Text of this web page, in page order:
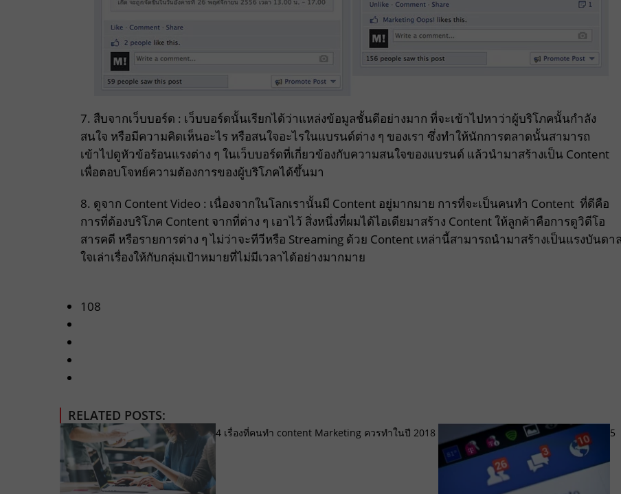
7. สืบจากเว็บบอร์ด : เว็บบอร์ดนั้นเรียกได้ว่าแหล่งข้อมูลชั้นดีอย่างมาก ที่จะเข้าไปหาว่าผู้บริโภคนั้นกำลัง
สนใจ หรือมีความคิดเห็นอะไร หรือสนใจอะไรในแบรนด์ต่าง ๆ ของเรา ซึ่งทำให้นักการตลาดนั้นสามารถ
เข้าไปดูหัวข้อร้อนแรงต่าง ๆ ในเว็บบอร์ดที่เกี่ยวข้องกับความสนใจของแบรนด์ แล้วนำมาสร้างเป็น Content
เพื่อตอบโจทย์ความต้องการของผู้บริโภคได้ขึ้นมา
8. ดูจาก Content Video : เนื่องจากในโลกเรานั้นมี Content อยู่มากมาย การที่จะเป็นคนทำ Content ที่ดีคือ
การที่ต้องบริโภค Content จากที่ต่าง ๆ เอาไว้ สิ่งหนึ่งที่ผมได้ไอเดียมาสร้าง Content ให้ลูกค้าคือการดูวิดีโอ
สารคดี หรือรายการต่าง ๆ ไม่ว่าจะทีวีหรือ Streaming ด้วย Content เหล่านี้สามารถนำมาสร้างเป็นแรงบันดาล
ใจเล่าเรื่องให้กับกลุ่มเป้าหมายที่ไม่มีเวลาได้อย่างมากมาย
108
RELATED POSTS:
4 เรื่องที่คนทำ content Marketing ควรทำในปี 2018 5